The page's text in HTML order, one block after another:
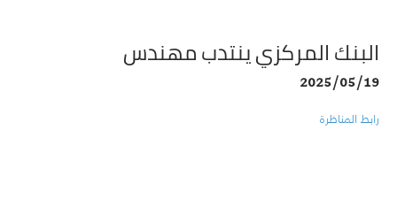
البنك المركزي ينتدب مهندس
2025/05/19
رابط المناظرة